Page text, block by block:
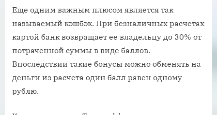
Еще одним важным плюсом является так
называемый кэшбэк. При безналичных расчетах
картой банк возвращает ее владельцу до 30% от
потраченной суммы в виде баллов.
Впоследствии такие бонусы можно обменять на
деньги из расчета один балл равен одному
рублю.